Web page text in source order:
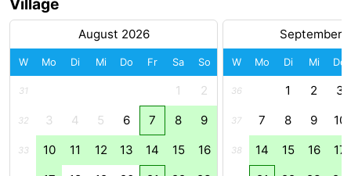
-
Brügge
Gent
August 2026
W Mo Di Mi Do Fr Sa So
31 1 2
32 3 4 5 6 7 8 9
33 10 11 12 13 14 15 16
September
W Mo Di Mi Do
36 1 2 3
37 7 8 9 10
38 14 15 16 17